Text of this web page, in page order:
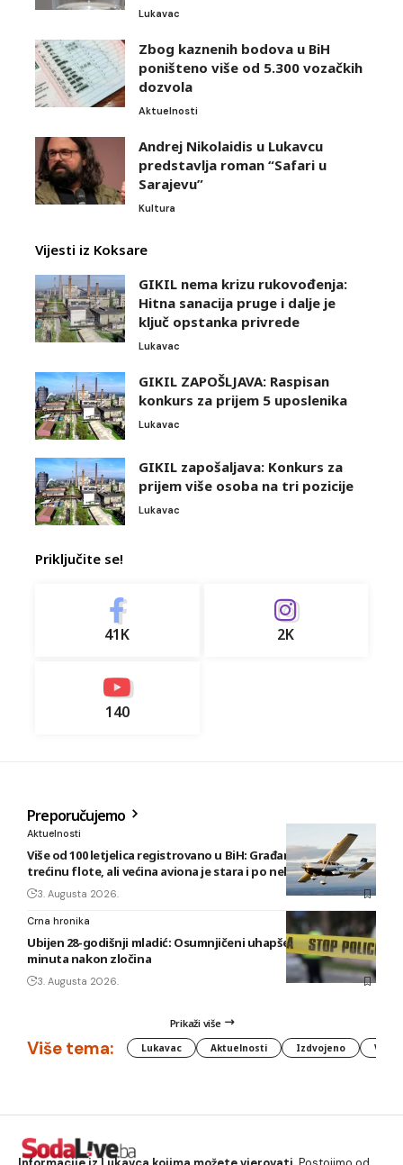
Lukavac
Zbog kaznenih bodova u BiH
poništeno više od 5.300 vozačkih
dozvola
Aktuelnosti
Andrej Nikolaidis u Lukavcu
predstavlja roman “Safari u
Sarajevu”
Kultura
Vijesti iz Koksare
GIKIL nema krizu rukovođenja:
Hitna sanacija pruge i dalje je
ključ opstanka privrede
Lukavac
GIKIL ZAPOŠLJAVA: Raspisan
konkurs za prijem 5 uposlenika
Lukavac
GIKIL zapošaljava: Konkurs za
prijem više osoba na tri pozicije
Lukavac
Priključite se!
41K 2K
140
Preporučujemo
Aktuelnosti
Više od 100 letjelica registrovano u BiH: Građani posjeduju
trećinu flote, ali većina aviona je stara i po nekoliko decenija
3. Augusta 2026.
Crna hronika
Ubijen 28-godišnji mladić: Osumnjičeni uhapšen deset
minuta nakon zločina
3. Augusta 2026.
Prikaži više
Više tema: Lukavac Aktuelnosti Izdvojeno